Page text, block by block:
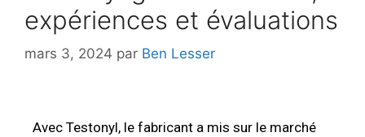
expériences et évaluations
mars 3, 2024 par Ben Lesser
Avec Testonyl, le fabricant a mis sur le marché